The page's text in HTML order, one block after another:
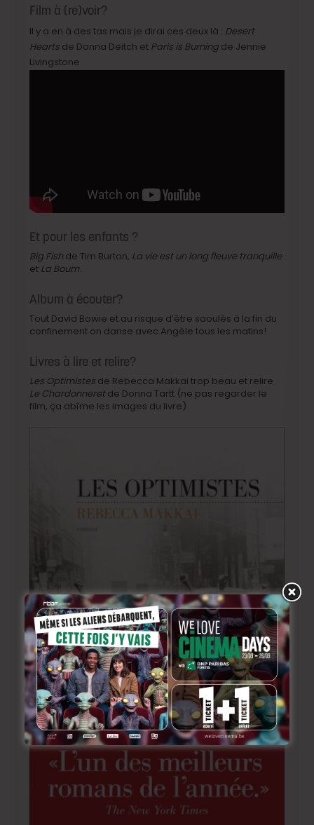
Film à (re)voir?
Il y a en à des tas mais je dirai ces deux là : Desert
Hearts de Donna Deitch et Paris is Burning de Jennie
Livingstone
Et pour les enfants ?
Big Fish de Tim Burton, La vie est un long fleuve tranquille
et La Boum.
Album à écouter?
Tout David Bowie et au risque d’être saoulés à la fin du
confinement on danse avec Angèle tous les matins!
Livres à lire et relire?
Les Optimistes de Rebecca Makkai trop beau et relire
Le Chardonneretde Donna Tartt (ne pas regarder le
film, ça abîme les images du livre)